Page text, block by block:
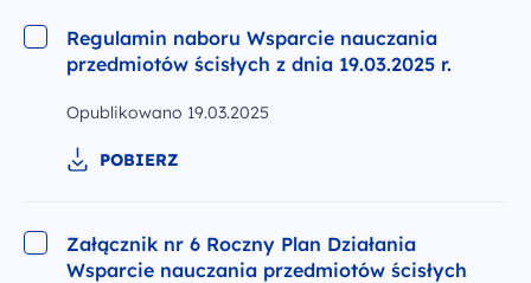
Regulamin naboru Wsparcie nauczania
przedmiotów ścisłych z dnia 19.03.2025 r.
Opublikowano 19.03.2025
POBIERZ
Załącznik nr 6 Roczny Plan Działania
Wsparcie nauczania przedmiotów ścisłych